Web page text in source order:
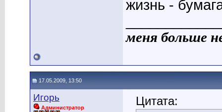
жизнь -
меня больше
17.05.2009, 13:50
Игорь
Администратор Цитата: